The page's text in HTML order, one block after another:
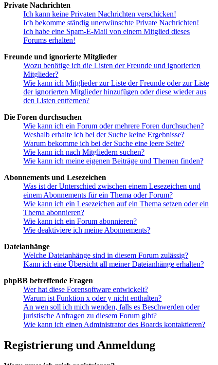
Private Nachrichten
Ich kann keine Privaten Nachrichten verschicken!
Ich bekomme ständig unerwünschte Private Nachrichten!
Ich habe eine Spam-E-Mail von einem Mitglied dieses
Forums erhalten!
Freunde und ignorierte Mitglieder
Wozu benötige ich die Listen der Freunde und ignorierten
Mitglieder?
Wie kann ich Mitglieder zur Liste der Freunde oder zur Liste
der ignorierten Mitglieder hinzufügen oder diese wieder aus
den Listen entfernen?
Die Foren durchsuchen
Wie kann ich ein Forum oder mehrere Foren durchsuchen?
Weshalb erhalte ich bei der Suche keine Ergebnisse?
Warum bekomme ich bei der Suche eine leere Seite?
Wie kann ich nach Mitgliedern suchen?
Wie kann ich meine eigenen Beiträge und Themen finden?
Abonnements und Lesezeichen
Was ist der Unterschied zwischen einem Lesezeichen und
einem Abonnements für ein Thema oder Forum?
Wie kann ich ein Lesezeichen auf ein Thema setzen oder ein
Thema abonnieren?
Wie kann ich ein Forum abonnieren?
Wie deaktiviere ich meine Abonnements?
Dateianhänge
Welche Dateianhänge sind in diesem Forum zulässig?
Kann ich eine Übersicht all meiner Dateianhänge erhalten?
phpBB betreffende Fragen
Wer hat diese Forensoftware entwickelt?
Warum ist Funktion x oder y nicht enthalten?
An wen soll ich mich wenden, falls es Beschwerden oder
juristische Anfragen zu diesem Forum gibt?
Wie kann ich einen Administrator des Boards kontaktieren?
Registrierung und Anmeldung